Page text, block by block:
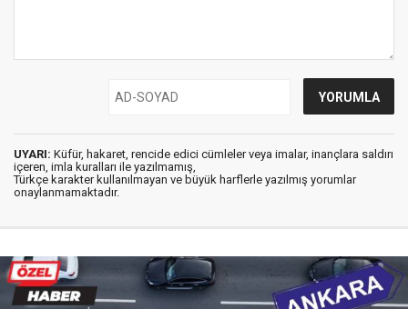
UYARI: Küfür, hakaret, rencide edici cümleler veya imalar, inançlara saldırı
içeren, imla kuralları ile yazılmamış,
Türkçe karakter kullanılmayan ve büyük harflerle yazılmış yorumlar
onaylanmamaktadır.